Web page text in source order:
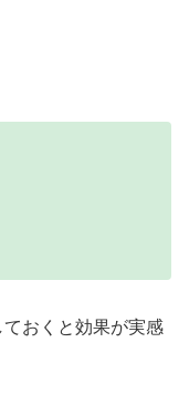
おくと効果が実感